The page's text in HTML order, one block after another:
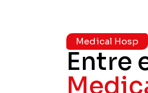
Medical Hosp
Entre